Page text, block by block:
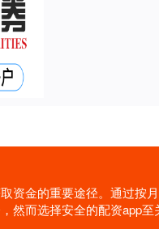
资金的重要途径。通过按
然而选择安全的配资app至